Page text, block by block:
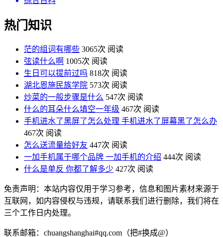
热门知识
茫的组词有哪些 3065次 阅读
弦读什么啊 1005次 阅读
生日可以提前过吗 818次 阅读
湖北恩施民族学院 573次 阅读
炒菜的一般步骤是什么 547次 阅读
什么的耳朵什么填空一年级 467次 阅读
手机进水了黑屏了怎么处理 手机进水了屏幕黑了怎么办
467次 阅读
怎么送流量给好友 447次 阅读
一加手机属于哪个品牌 一加手机的介绍 444次 阅读
什么是单反 你都了解多少 427次 阅读
免责声明：本站内容仅用于学习参考，信息和图片素材来源于
互联网，如内容侵权与违规，请联系我们进行删除，我们将在
三个工作日内处理。
联系邮箱：chuangshanghai#qq.com（把#换成@）